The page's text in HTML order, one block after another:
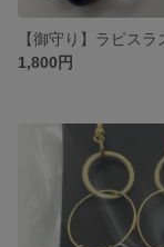
1,800円